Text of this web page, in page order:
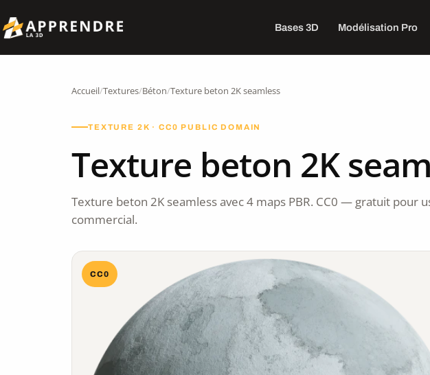
Bases 3D Modélisation Pro
Accueil/Textures/Béton/Texture beton 2K seamless
TEXTURE 2K · CC0 PUBLIC DOMAIN
Texture beton 2K
Texture beton 2K seamless avec 4 maps PBR. CC0 — gratuit pour
commercial.
CC0